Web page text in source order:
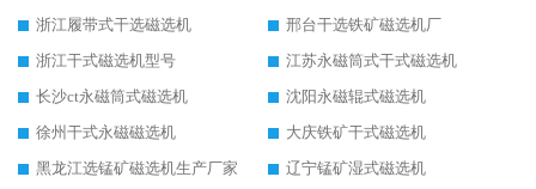
浙江履带式干选磁选机
邢台干选铁矿磁选机厂
浙江干式磁选机型号
江苏永磁筒式干式磁选机
长沙ct永磁筒式磁选机
沈阳永磁辊式磁选机
徐州干式永磁磁选机
大庆铁矿干式磁选机
黑龙江选锰矿磁选机生产厂家
辽宁锰矿湿式磁选机